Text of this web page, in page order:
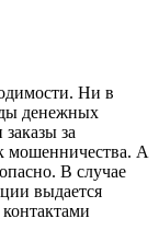
Ни в
денежных
за
мошенничества. А
В случае
выдается